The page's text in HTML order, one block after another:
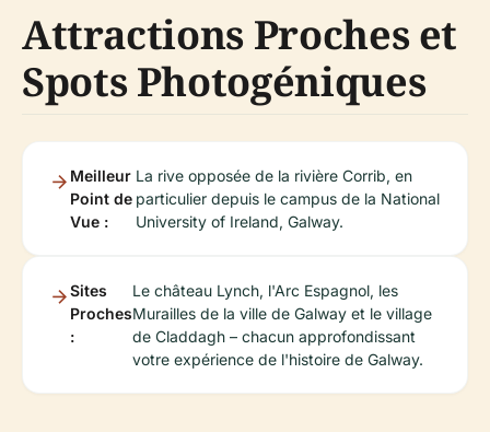
Attractions Proches et
Spots Photogéniques
Meilleur
Point de
Vue :
La rive opposée de la rivière Corrib, en
particulier depuis le campus de la National
University of Ireland, Galway.
Sites
Proches
:
Le château Lynch, l'Arc Espagnol, les
Murailles de la ville de Galway et le village
de Claddagh – chacun approfondissant
votre expérience de l'histoire de Galway.